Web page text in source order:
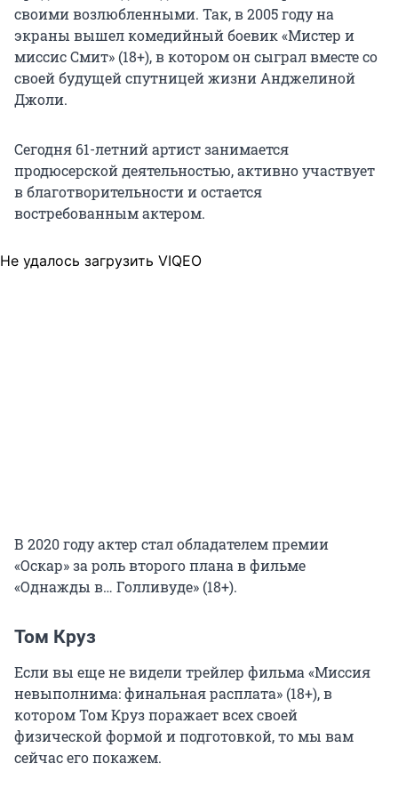
своими возлюбленными. Так, в 2005 году на
экраны вышел комедийный боевик «Мистер и
миссис Смит» (18+), в котором он сыграл вместе со
своей будущей спутницей жизни Анджелиной
Джоли.
Сегодня 61-летний артист занимается
продюсерской деятельностью, активно участвует
в благотворительности и остается
востребованным актером.
Не удалось загрузить VIQEO
В 2020 году актер стал обладателем премии
«Оскар» за роль второго плана в фильме
«Однажды в… Голливуде» (18+).
Том Круз
Если вы еще не видели трейлер фильма «Миссия
невыполнима: финальная расплата» (18+), в
котором Том Круз поражает всех своей
физической формой и подготовкой, то мы вам
сейчас его покажем.